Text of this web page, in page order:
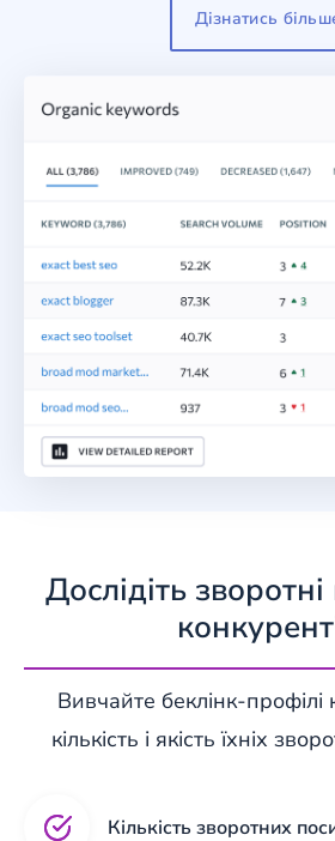
Дізнатись
Дослідіть
Вивчайте беклінк-
кількість і якість їхніх
Кількість зворотних